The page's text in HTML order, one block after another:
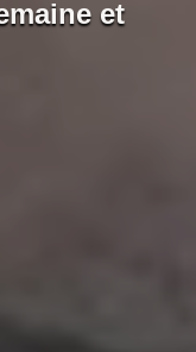
et